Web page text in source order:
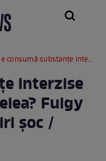
substanțe interzise în studioul lui Alex Velea? Fulgy de la Clejani, dezvăluiri șoc / VIDEO
interzise
Fulgy
șoc /